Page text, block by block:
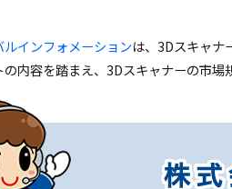
インフォメーションは、3Dスキャナ
内容を踏まえ、3Dスキャナーの市場